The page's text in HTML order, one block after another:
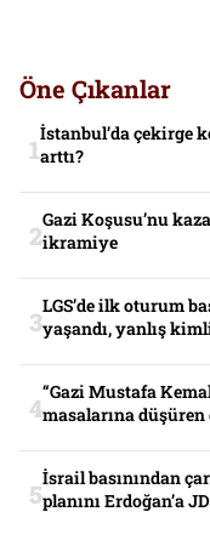
Öne Çıkanlar
İstanbul’da çekirge
arttı?
Gazi Koşusu’nu
ikramiye
LGS’de ilk oturum
yaşandı, yanlış
“Gazi Mustafa
masalarına
İsrail basınından
planını Erdoğan’a